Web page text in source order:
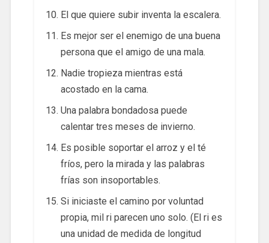
El que quiere subir inventa la escalera.
Es mejor ser el enemigo de una buena
persona que el amigo de una mala.
Nadie tropieza mientras está
acostado en la cama.
Una palabra bondadosa puede
calentar tres meses de invierno.
Es posible soportar el arroz y el té
fríos, pero la mirada y las palabras
frías son insoportables.
Si iniciaste el camino por voluntad
propia, mil ri parecen uno solo. (El ri es
una unidad de medida de longitud